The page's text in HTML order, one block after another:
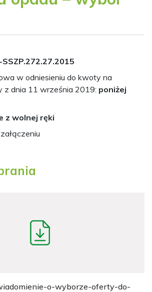
w odniesieniu do kwoty na
z dnia 11 września 2019: poniżej
z wolnej ręki
o-wyborze-oferty-do-